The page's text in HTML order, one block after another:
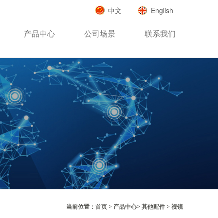
English
中文
产品中心 公司场景 联系我们
当前位置： 首页 > 产品中心> 其他配件 > 视镜